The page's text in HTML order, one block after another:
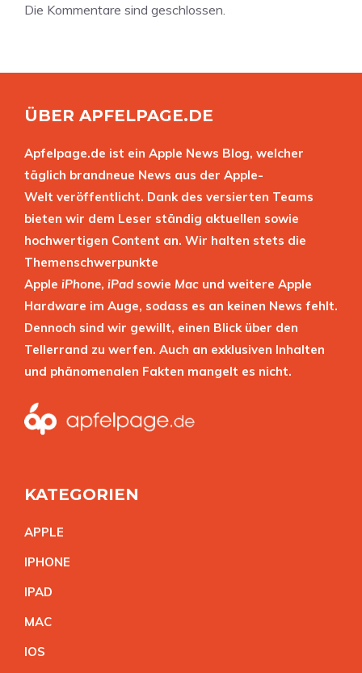
Die Kommentare sind geschlossen.
ÜBER APFELPAGE.DE
Apfelpage.de ist ein Apple News Blog, welcher
täglich brandneue News aus der Apple-
Welt veröffentlicht. Dank des versierten Teams
bieten wir dem Leser ständig aktuellen sowie
hochwertigen Content an. Wir halten stets die
Themenschwerpunkte
Apple iPhone, iPad sowie Mac und weitere Apple
Hardware im Auge, sodass es an keinen News fehlt.
Dennoch sind wir gewillt, einen Blick über den
Tellerrand zu werfen. Auch an exklusiven Inhalten
und phänomenalen Fakten mangelt es nicht.
KATEGORIEN
APPLE
IPHONE
IPAD
MAC
IOS